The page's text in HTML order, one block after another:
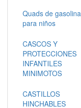
Quads de gasolina
para niños
CASCOS Y
PROTECCIONES
INFANTILES
MINIMOTOS
CASTILLOS
HINCHABLES